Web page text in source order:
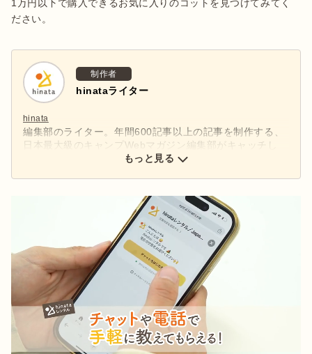
1万円以下で購入できるお気に入りのコットを見つけてみてく
ださい。
制作者
hinataライター
hinata
編集部のライター。年間600記事以上の記事を制作する、
日本最大級のキャンプWebマガジン編集部がキャッチし
た、アウトドアの最新情報をお届けします。
もっと見る